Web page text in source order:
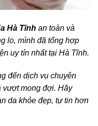
Hà Tĩnh an toàn và
lo, mình đã tổng hợp
uy tín nhất tại Hà Tĩnh.
đến dịch vụ chuyên
vượt mong đợi. Hãy
da khỏe đẹp, tự tin hơn